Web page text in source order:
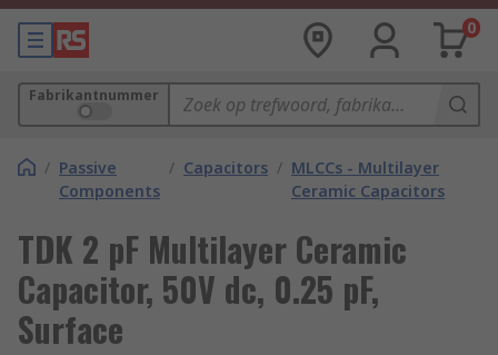
0
Fabrikantnummer
/ Passive
Components
/ Capacitors / MLCCs - Multilayer
Ceramic Capacitors
TDK 2 pF Multilayer Ceramic
Capacitor, 50V dc, 0.25 pF,
Surface